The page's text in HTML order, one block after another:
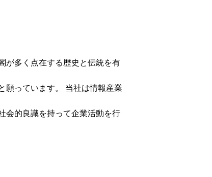
が多く点在する歴史と伝統を有
願っています。 当社は情報産業
会的良識を持って企業活動を行